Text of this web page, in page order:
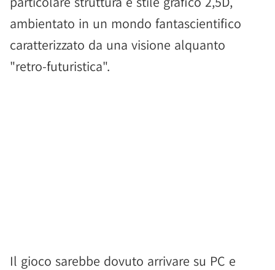
ambientato in un mondo fantascientifico
caratterizzato da una visione alquanto
"retro-futuristica".
Il gioco sarebbe dovuto arrivare su PC e